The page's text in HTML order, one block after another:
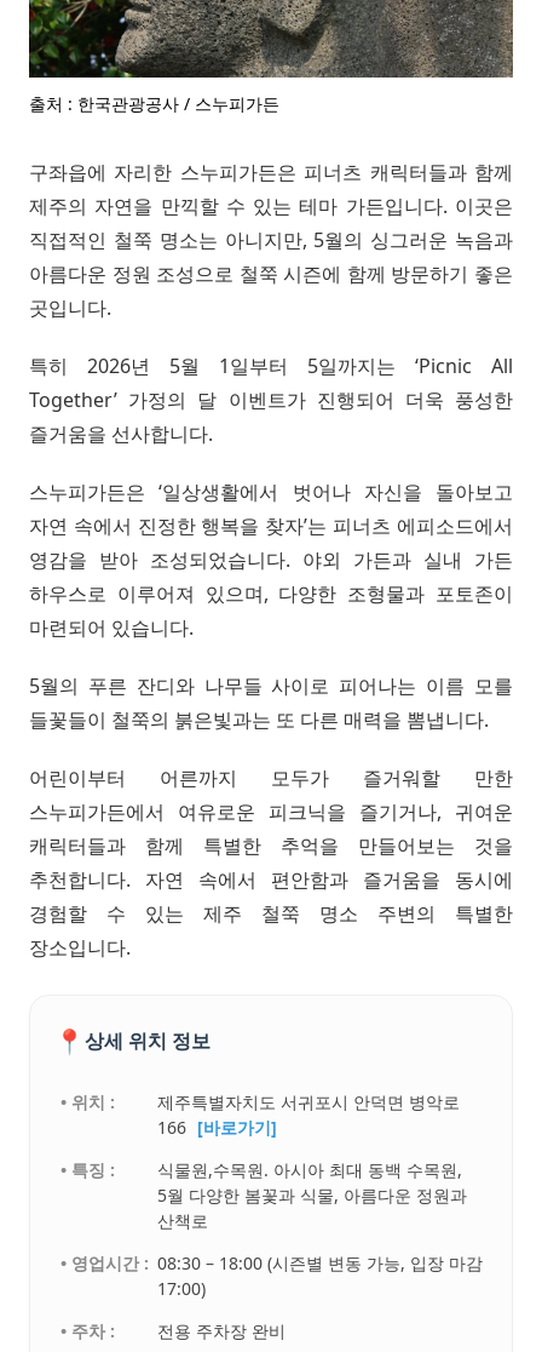
출처 : 한국관광공사 / 스누피가든
구좌읍에 자리한 스누피가든은 피너츠 캐릭터들과 함께
제주의 자연을 만끽할 수 있는 테마 가든입니다. 이곳은
직접적인 철쭉 명소는 아니지만, 5월의 싱그러운 녹음과
아름다운 정원 조성으로 철쭉 시즌에 함께 방문하기 좋은
곳입니다.
특히 2026년 5월 1일부터 5일까지는 ‘Picnic All
Together’ 가정의 달 이벤트가 진행되어 더욱 풍성한
즐거움을 선사합니다.
스누피가든은 ‘일상생활에서 벗어나 자신을 돌아보고
자연 속에서 진정한 행복을 찾자’는 피너츠 에피소드에서
영감을 받아 조성되었습니다. 야외 가든과 실내 가든
하우스로 이루어져 있으며, 다양한 조형물과 포토존이
마련되어 있습니다.
5월의 푸른 잔디와 나무들 사이로 피어나는 이름 모를
들꽃들이 철쭉의 붉은빛과는 또 다른 매력을 뽐냅니다.
어린이부터 어른까지 모두가 즐거워할 만한
스누피가든에서 여유로운 피크닉을 즐기거나, 귀여운
캐릭터들과 함께 특별한 추억을 만들어보는 것을
추천합니다. 자연 속에서 편안함과 즐거움을 동시에
경험할 수 있는 제주 철쭉 명소 주변의 특별한
장소입니다.
📍 상세 위치 정보
• 위치 :
제주특별자치도 서귀포시 안덕면 병악로
166 [바로가기]
• 특징 :
식물원,수목원. 아시아 최대 동백 수목원,
5월 다양한 봄꽃과 식물, 아름다운 정원과
산책로
• 영업시간 : 08:30 – 18:00 (시즌별 변동 가능, 입장 마감
17:00)
• 주차 :
전용 주차장 완비